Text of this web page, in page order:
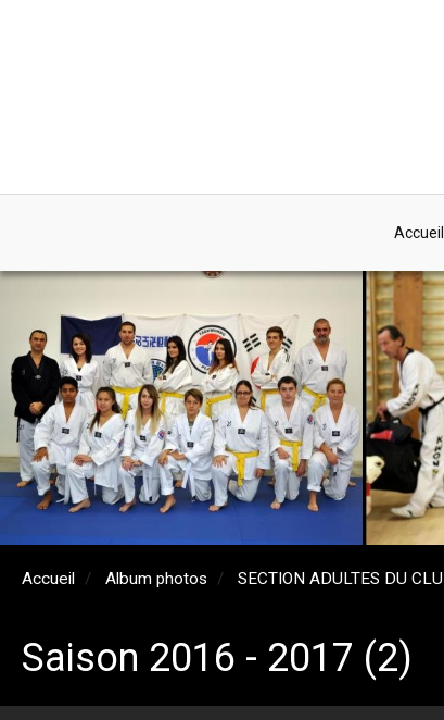
Accueil
Accueil Album photos SECTION ADULTES DU
Saison 2016 - 2017 (2)